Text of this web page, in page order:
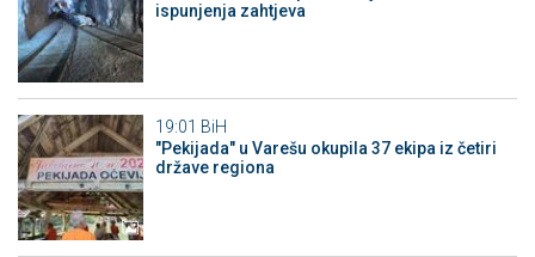
ispunjenja zahtjeva
19:01 BiH
"Pekijada" u Varešu okupila 37 ekipa iz četiri
države regiona